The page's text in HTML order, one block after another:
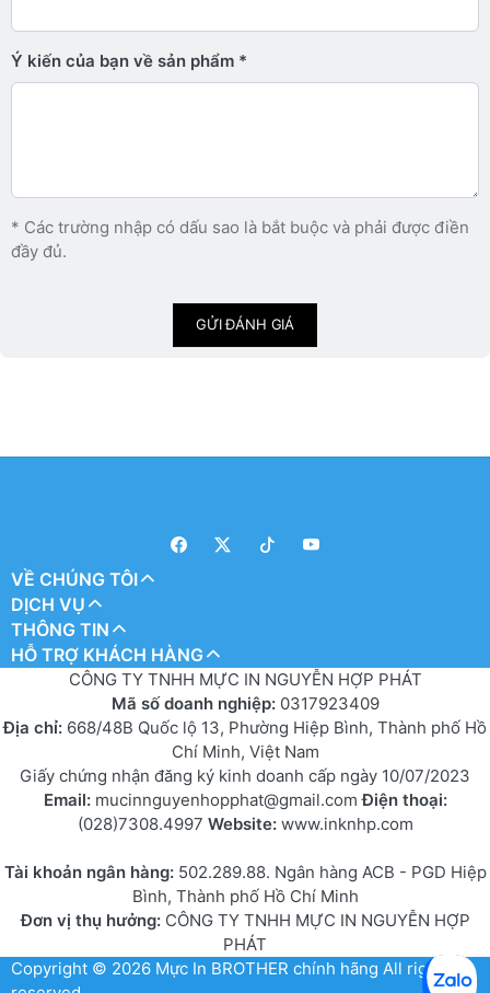
Ý kiến ​​của bạn về sản phẩm
* Các trường nhập có dấu sao là bắt buộc và phải được điền
đầy đủ.
GỬI ĐÁNH GIÁ
VỀ CHÚNG TÔI
DỊCH VỤ
THÔNG TIN
HỖ TRỢ KHÁCH HÀNG
CÔNG TY TNHH MỰC IN NGUYỄN HỢP PHÁT
Mã số doanh nghiệp: 0317923409
Địa chỉ: 668/48B Quốc lộ 13, Phường Hiệp Bình, Thành phố Hồ
Chí Minh, Việt Nam
Giấy chứng nhận đăng ký kinh doanh cấp ngày 10/07/2023
Email: mucinnguyenhopphat@gmail.comĐiện thoại:
(028)7308.4997 Website: www.inknhp.com
Tài khoản ngân hàng: 502.289.88. Ngân hàng ACB - PGD Hiệp
Bình, Thành phố Hồ Chí Minh
Đơn vị thụ hưởng:CÔNG TY TNHH MỰC IN NGUYỄN HỢP
PHÁT
Copyright © 2026 Mực In BROTHER chính hãng All rights